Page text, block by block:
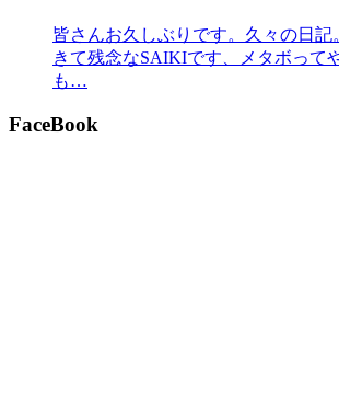
皆さんお久しぶりです。久々の日記
きて残念なSAIKIです、メタボって
も…
FaceBook